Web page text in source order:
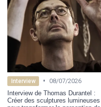
Interview • 08/07/2026
Interview de Thomas Durantel :
Créer des sculptures lumineuses